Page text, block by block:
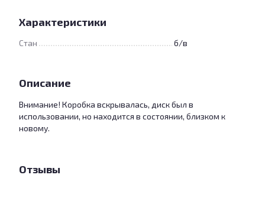
Характеристики
Стан б/в
Описание
Внимание! Коробка вскрывалась, диск был в
использовании, но находится в состоянии, близком к
новому.
Отзывы